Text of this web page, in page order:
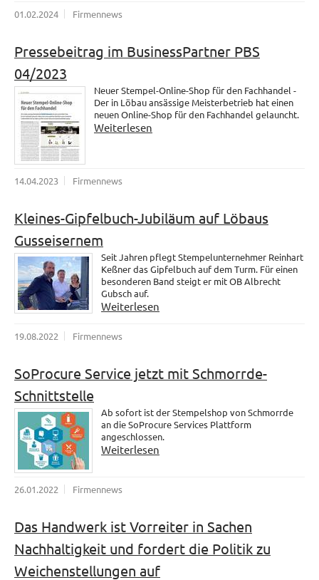
01.02.2024 Firmennews
Pressebeitrag im BusinessPartner PBS
04/2023
Neuer Stempel-Online-Shop für den Fachhandel -
Der in Löbau ansässige Meisterbetrieb hat einen
neuen Online-Shop für den Fachhandel gelauncht.
Weiterlesen
14.04.2023 Firmennews
Kleines-Gipfelbuch-Jubiläum auf Löbaus
Gusseisernem
Seit Jahren pflegt Stempelunternehmer Reinhart
Keßner das Gipfelbuch auf dem Turm. Für einen
besonderen Band steigt er mit OB Albrecht
Gubsch auf.
Weiterlesen
19.08.2022 Firmennews
SoProcure Service jetzt mit Schmorrde-
Schnittstelle
Ab sofort ist der Stempelshop von Schmorrde
an die SoProcure Services Plattform
angeschlossen.
Weiterlesen
26.01.2022 Firmennews
Das Handwerk ist Vorreiter in Sachen
Nachhaltigkeit und fordert die Politik zu
Weichenstellungen auf